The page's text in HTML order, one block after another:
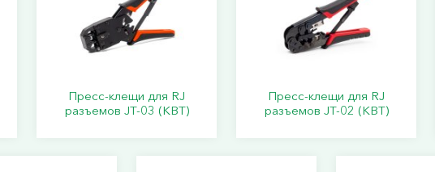
Пресс-клещи для RJ
разъемов JT-03 (КВТ)
Пресс-клещи для RJ
разъемов JT-02 (КВТ)